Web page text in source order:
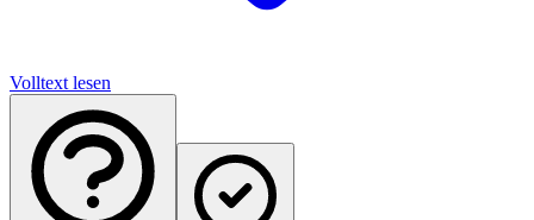
Volltext lesen